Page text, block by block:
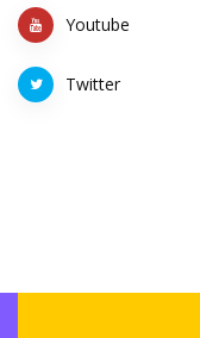
Youtube
Twitter